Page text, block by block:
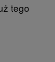
tego